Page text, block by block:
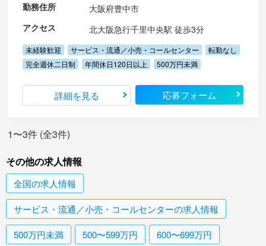
勤務住所
大阪府豊中市
アクセス
北大阪急行千里中央駅 徒歩3分
未経験歓迎 サービス・流通／小売・コールセンター
転勤なし
完全週休二日制
年間休日120日以上 500万円未満
詳細を見る 応募フォーム
1〜3件 (全3件)
その他の求人情報
全国の求人情報
サービス・流通／小売・コールセンターの求人情報
500万円未満 500〜599万円 600〜699万円